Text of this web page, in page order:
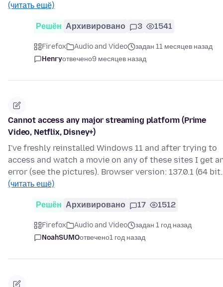
(читать ещё)
Решён Архивировано 3 1541
Firefox Audio and Video
задан 11 месяцев назад
Henryотвечено9 месяцев назад
Cannot access any major streaming platform (Prime
Video, Netflix, Disney+)
I've freshly reinstalled Windows 11 and after trying to
access and watch a movie on any of these sites I get
error (see the pictures). Browser version: 137.0.1 (64
(читать ещё)
Решён Архивировано 17 1512
Firefox Audio and Video
задан 1 год назад
NoahSUMOотвечено1 год назад